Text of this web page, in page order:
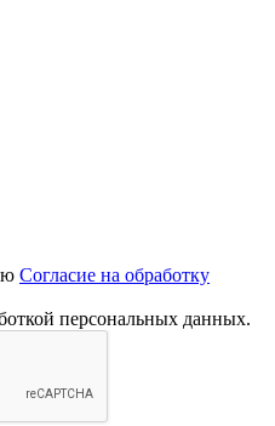
Согласие на обработку
персональных данных.